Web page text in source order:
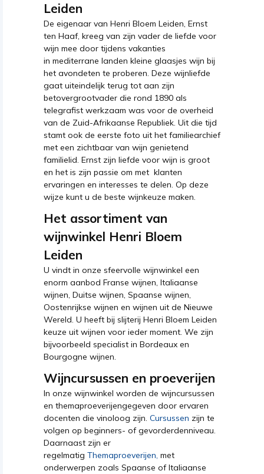
Leiden
De eigenaar van Henri Bloem Leiden, Ernst
ten Haaf, kreeg van zijn vader de liefde voor
wijn mee door tijdens vakanties
in mediterrane landen kleine glaasjes wijn bij
het avondeten te proberen. Deze wijnliefde
gaat uiteindelijk terug tot aan zijn
betovergrootvader die rond 1890 als
telegrafist werkzaam was voor de overheid
van de Zuid-Afrikaanse Republiek. Uit die tijd
stamt ook de eerste foto uit het familiearchief
met een zichtbaar van wijn genietend
familielid. Ernst zijn liefde voor wijn is groot
en het is zijn passie om met klanten
ervaringen en interesses te delen. Op deze
wijze kunt u de beste wijnkeuze maken.
Het assortiment van
wijnwinkel Henri Bloem
Leiden
U vindt in onze sfeervolle wijnwinkel een
enorm aanbod Franse wijnen, Italiaanse
wijnen, Duitse wijnen, Spaanse wijnen,
Oostenrijkse wijnen en wijnen uit de Nieuwe
Wereld. U heeft bij slijterij Henri Bloem Leiden
keuze uit wijnen voor ieder moment. We zijn
bijvoorbeeld specialist in Bordeaux en
Bourgogne wijnen.
Wijncursussen en proeverijen
In onze wijnwinkel worden de wijncursussen
en themaproeverijengegeven door ervaren
docenten die vinoloog zijn. Cursussen zijn te
volgen op beginners- of gevorderdenniveau.
Daarnaast zijn er
regelmatig Themaproeverijen, met
onderwerpen zoals Spaanse of Italiaanse